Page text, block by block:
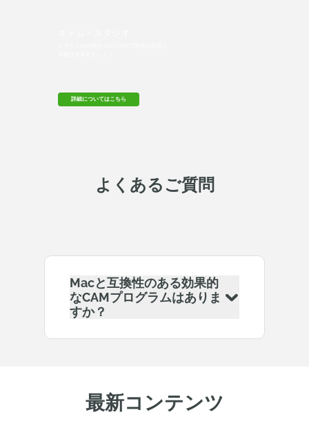
詳細についてはこちら
よくあるご質問
Macと互換性のある効果的
なCAMプログラムはありま
すか？
最新コンテンツ